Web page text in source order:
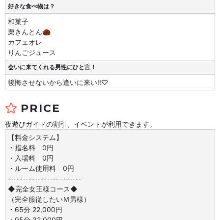
好きな食べ物は？
和菓子
栗きんとん🌰
カフェオレ
りんごジュース
会いに来てくれる男性にひと言！
後悔させないから逢いに来い!!♡
PRICE
夜遊びガイドの割引、イベントが利用できます。
【料金システム】
・指名料 0円
・入場料 0円
・ルーム使用料 0円
-------------------------
◆完全女王様コース◆
（完全服従したいＭ男様）
・65分 22,000円